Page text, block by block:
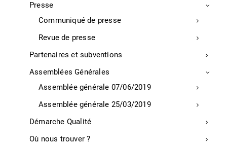
Presse
Communiqué de presse
Revue de presse
Partenaires et subventions
Assemblées Générales
Assemblée générale 07/06/2019
Assemblée générale 25/03/2019
Démarche Qualité
Où nous trouver ?
Numérique
Signature électronique Chambersign
Diagnostic numérique TPE
Diagnostic Numérique Commerce
Services
Service à la personne